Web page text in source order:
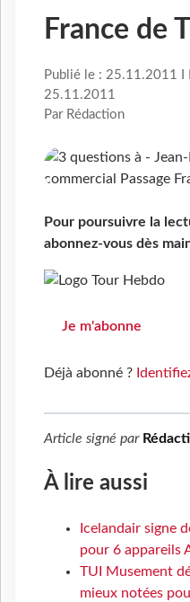
France de
Publié le : 25.11.2011 I
25.11.2011
Par Rédaction
Pour poursuivre la
abonnez-vous dès
Je m'abonne
Déjà abonné ?
Article signé par
À lire aussi
Icelandair signe
pour 6 appareils
TUI Musement
mieux notées